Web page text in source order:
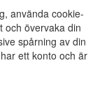
använda cookie-
och övervaka din
spårning av din
ett konto och är